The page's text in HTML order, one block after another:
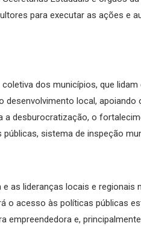
para executar as ações e
dos municípios, que
desenvolvimento local,
a desburocratização, o
sistema de inspeção
e as lideranças locais e
o acesso às políticas públicas
empreendedora e,